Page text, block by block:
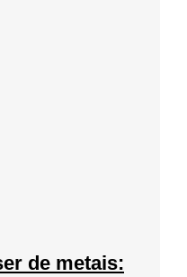
de metais: